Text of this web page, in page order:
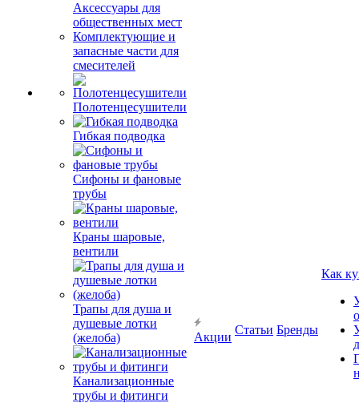
Аксессуары для
общественных мест
Комплектующие и
запасные части для
смесителей
Полотенцесушители
Гибкая подводка
Сифоны и фановые
трубы
Краны шаровые,
вентили
Трапы для душа и
душевые лотки
(желоба)
Канализационные
трубы и фитинги
Акции
Статьи Бренды
Как